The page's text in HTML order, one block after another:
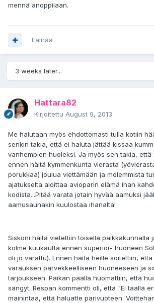
mennä anoppilaan.
Lainaa
3 weeks later...
Hattara82
Kirjoitettu August 9, 2013
Me halutaan myös ehdottomasti tulla kotiin
senkin takia, että ei haluta jättää kissaa
vanhempien huoleksi. Ja myös sen takia, että
ennen häitä kymmenkunta vierasta
porukkaa) joulua viettämään ja molemmista
ajatukselta aloittaa avioparin elämä ihan
kodista...Pitää varata jotain hyvää aamuksi
aamusaunakin kuulostaa ihanalta!
Siskoni häitä vietettiin toisella paikkakunnalla
kolme kuukautta ennen superior- huoneen
oli jo varattu). Ennen häitä heille soitettiin,
varauksen parvekkeelliseen huoneeseen ja
tarjoukseen. Paikan päällä huomattiin, että
sängyt. Respan kommentti oli, että "Ei täällä
mainintaa, että haluatte parivuoteen.